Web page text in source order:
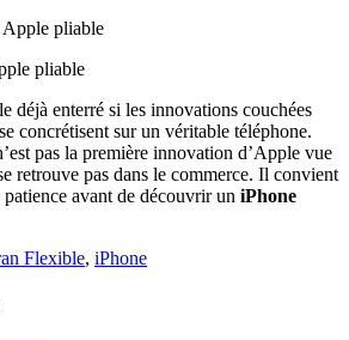
pliable
déjà enterré si les innovations couchées
concrétisent sur un véritable téléphone.
pas la première innovation d’Apple vue
retrouve pas dans le commerce. Il convient
avant de découvrir un iPhone
Flexible, iPhone